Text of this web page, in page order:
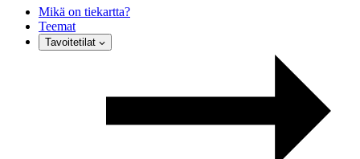
Mikä on tiekartta?
Teemat
Tavoitetilat